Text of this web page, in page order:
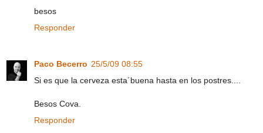
besos
Responder
Paco Becerro 25/5/09 08:55
Si es que la cerveza esta´buena hasta en los postres....
Besos Cova.
Responder